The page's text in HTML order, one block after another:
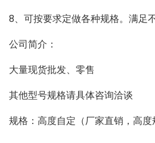
8、可按要求定做各种规格。满足
公司简介：
大量现货批发、零售
其他型号规格请具体咨询洽谈
规格：高度自定（厂家直销，高